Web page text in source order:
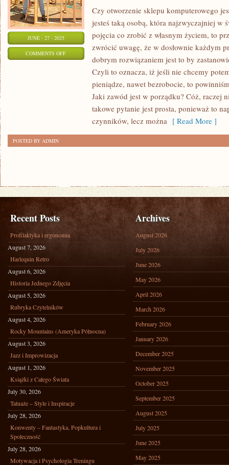
JUNE - 27 - 2025
COMMENTS OFFON
Czy otworzenie sklepu komputerowego
jesteś taką osobą, która najzwyczajniej w
pojęcia co zrobić z własnym życiem, to
zwrócić uwagę, że w dosłownie każdym
dobrym rozwiązaniem jest to by
Czyli to oznacza, iż jeśli nie chcemy
pieniądze, nawet bezrobocie, to
Jaki zawód jest w porządku? Cóż, raczej
takowe pytanie jest prosta, ponieważ to
czynników, lecz można [ Read More ]
POSTED BY ADMIN
Recent Posts
Profilaktyka i ergonomia
August 7, 2026
Harlequin Retro
August 6, 2026
Historia Jednego Zdjęcia
August 5, 2026
Rubryka Czytelników
August 4, 2026
Rocky Mountains (Ameryka Północna)
August 3, 2026
Jazz i Improwizacja
August 1, 2026
Książki z Całego Świata
July 30, 2026
Tatuaże – Style i Inspiracje
July 28, 2026
Konwenty – Fantastyka, Popkultura i
Społeczność
July 28, 2026
Motywacja i Psychologia Treningu
Archives
August 2026
July 2026
June 2026
May 2026
April 2026
March 2026
February 2026
January 2026
December 2025
November 2025
October 2025
September 2025
August 2025
July 2025
June 2025
May 2025